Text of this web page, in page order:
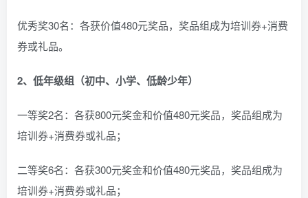
优秀奖30名：各获价值480元奖品，奖品组成为培训券+消费
券或礼品。
2、低年级组（初中、小学、低龄少年）
一等奖2名：各获800元奖金和价值480元奖品，奖品组成为
培训券+消费券或礼品；
二等奖6名：各获300元奖金和价值480元奖品，奖品组成为
培训券+消费券或礼品；